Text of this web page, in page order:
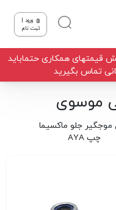
ورود |
ثبت نام
قیمتهای همکاری حتماباید
تماس بگیرید
موسوی
موجگیر جلو ماکسیما
چپ AYA